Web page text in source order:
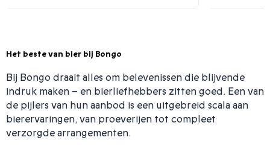
Het beste van bier bij Bongo
Bij Bongo draait alles om belevenissen die blijvende
indruk maken – en bierliefhebbers zitten goed. Een van
de pijlers van hun aanbod is een uitgebreid scala aan
bierervaringen, van proeverijen tot compleet
verzorgde arrangementen.